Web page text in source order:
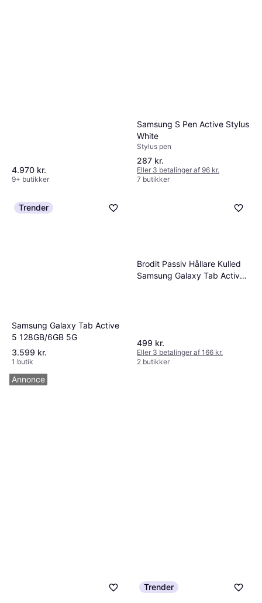
4.970 kr.
9+ butikker
Samsung S Pen Active Stylus
White
Stylus pen
287 kr.
Eller 3 betalinger af 96 kr.
7 butikker
Trender
Samsung Galaxy Tab Active
5 128GB/6GB 5G
3.599 kr.
1 butik
Brodit Passiv Hållare Kulled
Samsung Galaxy Tab Active
499 kr.
Eller 3 betalinger af 166 kr.
2 butikker
Trender
Annonce